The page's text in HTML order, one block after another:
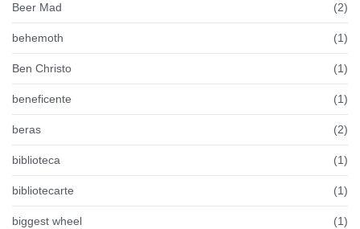
Beer Mad (2)
behemoth (1)
Ben Christo (1)
beneficente (1)
beras (2)
biblioteca (1)
bibliotecarte (1)
biggest wheel (1)